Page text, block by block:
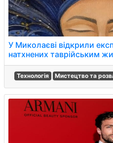
У Миколаєві відкрили
натхнених таврійським
Технологія Мистецтво та